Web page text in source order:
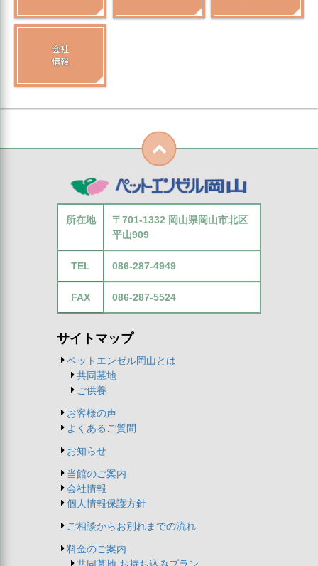
会社
情報
所在地
〒701-1332 岡山県岡山市北区
平山909
TEL 086-287-4949
FAX 086-287-5524
サイトマップ
ペットエンゼル岡山とは
共同墓地
ご供養
お客様の声
よくあるご質問
お知らせ
当館のご案内
会社情報
個人情報保護方針
ご相談からお別れまでの流れ
料金のご案内